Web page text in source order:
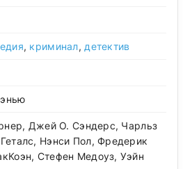
, криминал, детектив
Джей О. Сэндерс, Чарльз
Нэнси Пол, Фредерик
Стефен Медоуз, Уэйн